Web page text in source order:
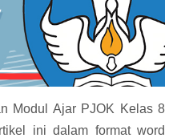
Modul Ajar PJOK Kelas 8
ini dalam format word